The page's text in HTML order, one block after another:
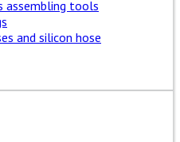
assembling tools
and silicon hose